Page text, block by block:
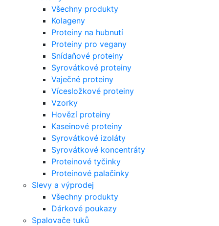
Všechny produkty
Kolageny
Proteiny na hubnutí
Proteiny pro vegany
Snídaňové proteiny
Syrovátkové proteiny
Vaječné proteiny
Vícesložkové proteiny
Vzorky
Hovězí proteiny
Kaseinové proteiny
Syrovátkové izoláty
Syrovátkové koncentráty
Proteinové tyčinky
Proteinové palačinky
Slevy a výprodej
Všechny produkty
Dárkové poukazy
Spalovače tuků